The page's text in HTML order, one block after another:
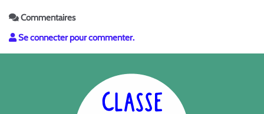
Commentaires
Se connecter pour commenter.